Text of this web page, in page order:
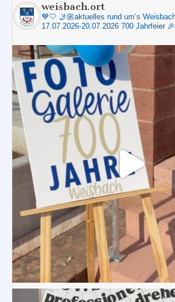
weisbach.ort
💙🤍 🤳🏼aktuelles rund um‘s
17.07.2026-20.07.2026 700 Jahrfeier 🎉